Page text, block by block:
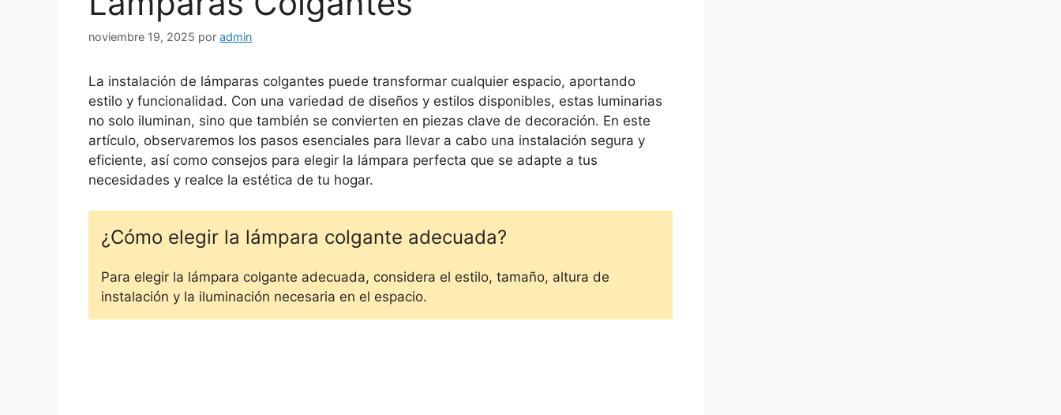
noviembre 19, 2025 por admin
La instalación de lámparas colgantes puede transformar cualquier espacio, aportando
estilo y funcionalidad. Con una variedad de diseños y estilos disponibles, estas luminarias
no solo iluminan, sino que también se convierten en piezas clave de decoración. En este
artículo, observaremos los pasos esenciales para llevar a cabo una instalación segura y
eficiente, así como consejos para elegir la lámpara perfecta que se adapte a tus
necesidades y realce la estética de tu hogar.
¿Cómo elegir la lámpara colgante adecuada?
Para elegir la lámpara colgante adecuada, considera el estilo, tamaño, altura de
instalación y la iluminación necesaria en el espacio.